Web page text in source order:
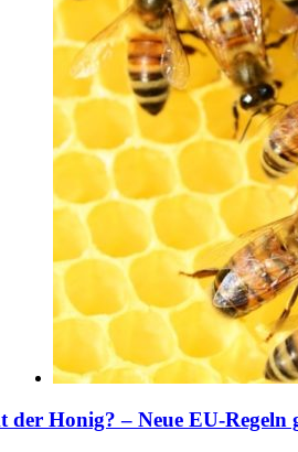
der Honig? – Neue EU-Regeln